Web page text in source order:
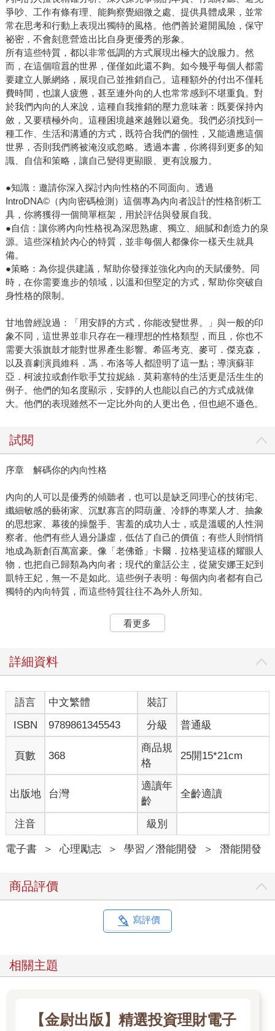
爭吵、工作有條有理、能夠察覺細微之處、提供具體成果，並常
常在思考和行動上表現出獨特的風格。他們善於避開風險，保守
祕密，不會刻意營造出比自身更優秀的形象。
所有這些特質，都以非常低調的方式展現出極大的說服力。然
而，在這個喧囂的世界，僅僅如此還不夠。如今幾乎每個人都需
要建立人脈網絡，展現自己並推銷自己。這種額外的付出不僅耗
費時間，也讓人疲憊，甚至連外向的人也常常感到不堪重負。對
於我們內向的人來說，這種自我推銷的壓力意味著：既要保持內
斂，又要積極外向。這種困境越來越難以避免。我們必須找到一
種工作、生活和溝通的方式，既符合我們的個性，又能適應這個
世界，否則我們將被淹沒或忽略。透過本書，你將得到更多的知
識、自信和策略，讓自己變得更顯眼、更有說服力。
●知識：邀請你深入探討內向性格的不同面向。透過
IntroDNA©（內向密碼檢測）這個專為內向者設計的性格剖析工
具，你將獲得一個簡單框架，用於評估與發展自我。
●自信：讓你將內向性格視為深思熟慮、獨立、細膩和創造力的泉
源。這些深植於內心的特質，並非每個人都像你一樣天生就具
備。
●策略：為你提供建議，幫助你發揮並強化內向的天賦優勢。同
時，在你需要進步的領域，以溫和但堅定的方式，幫助你突破自
身性格的限制。
甘地曾經說過：「用安靜的方式，你能改變世界。」與一般的印
象不同，這世界並非只存在一種理想的性格類型，而且，你也不
需要大張旗鼓才能對世界產生影響。希區考克、麥可．傑克森，
以及喜劇演員維科．馮．布洛等人都證明了這一點；導演蘇菲
亞．柯波拉或創作歌手艾拉妮絲．莫莉塞特的生活更是活生生的
例子。他們的知名度顯示，安靜的人也能以自己的方式成就偉
大。他們的表現雖然不一定比外向的人更出色，但也絕不遜色。
試閱
序章 解碼你的內向性格
內向的人可以是優秀的傾聽者，也可以是缺乏同理心的技術宅、
纖細敏感的藝術家、沉默寡言的悶葫蘆、冷靜的專業人才、抽象
的思想家、幕後的操盤手、害羞的成功人士，或是溫暖的人性洞
察者。他們有些人過分謙虛，低估了自己的價值；有些人則悄悄
地成為新創百萬富豪。像「老佛爺」卡爾．拉格斐這樣的耀眼人
物，也把自己歸類為內向者；現代的童話公主，從黛安娜王妃到
凱特王妃，無一不是如此。這些例子表明：每個內向者都有自己
獨特的內向特質，而這些特質往往不為外人所知。
兩個差異特別顯著。首先，有右腦型的內向者，傾向以主觀直覺
力較弱的內向者。從這些差異的交叉組合，可以得出四種基本的
內向性格行為風格：
●受理性驅動且安於交際：務實的智囊（Mastermind，M型內向
者）。
●受情感驅動且安於交際：敏銳的超級敏感者（Supersensiblen，
●受理性驅動且不安於交際：高度邏輯思維的怪咖（Nerd，N型內
●受情感驅動且不安於交際：害羞的繭居者（Cocooner，C型內向
者）。
實現自己的目標。在與人相處時，M型內向者通常能根據情境，
表現得體且自信，儘管他們完全不是那種熱衷社交的類型。德國
前總理梅克爾就是最典型的例子，她證明了一個人不需要符合傳
統的領袖形象，也能成為世界上最有權力的女性。
覺地感受到人和場合的氣氛變化。同時，敏感的神經系統也讓他
作家安徒生所創造的角色：豌豆公主。
怪咖在別人眼中，似乎一半是天才，一半是怪胎。他們自認是具
看更多
詳細資料
語言 中文繁體
裝訂
ISBN
9789861345543 分級 普通級
頁數 368
商品規
格
25開15*21cm
出版地 台灣
適讀年
齡
全齡適讀
注音 級別
電子書 ＞ 心理勵志 ＞ 學習／潛能開發 ＞ 潛能開發
商品評價
寫評價
相關主題
【金尉出版】精選投資理財電子